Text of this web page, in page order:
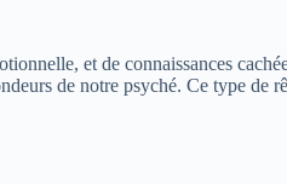
et de connaissances
de notre psyché. Ce type de